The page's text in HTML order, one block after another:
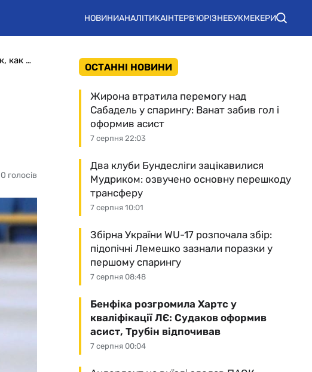
НОВИНИАНАЛІТИКАІНТЕРВ'ЮРІЗНЕБУКМЕКЕРИ
Виталий Миколенко: «Обязаны не совершать с Агробизнесом таких ошибок, как Шахтер»
0 голосів
ОСТАННІ НОВИНИ
7 серпня 22:03
Жирона втратила перемогу над
Сабадель у спарингу: Ванат забив гол і
оформив асист
7 серпня 10:01
Два клуби Бундесліги зацікавилися
Мудриком: озвучено основну перешкоду
трансферу
7 серпня 08:48
Збірна України WU-17 розпочала збір:
підопічні Лемешко зазнали поразки у
першому спарингу
7 серпня 00:04
Бенфіка розгромила Хартс у
кваліфікації ЛЄ: Судаков оформив
асист, Трубін відпочивав